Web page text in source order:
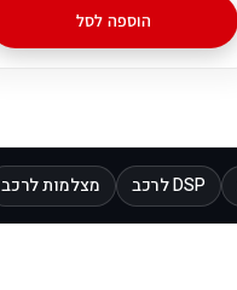
הוספה לסל
DSP לרכב מצלמות לרכב